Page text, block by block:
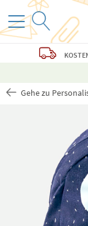
Gehe zu